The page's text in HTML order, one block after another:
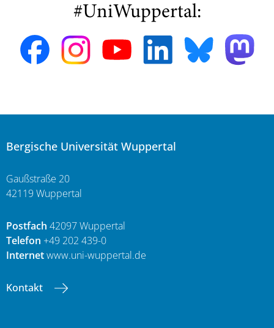
#UniWuppertal:
Bergische Universität Wuppertal
Gaußstraße 20
42119 Wuppertal
Postfach 42097 Wuppertal
Telefon +49 202 439-0
Internetwww.uni-wuppertal.de
Kontakt